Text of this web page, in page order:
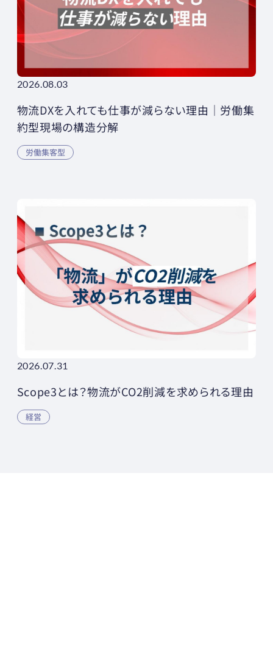
2026.08.03
物流DXを入れても仕事が減らない理由｜労働集
約型現場の構造分解
労働集客型
2026.07.31
Scope3とは？物流がCO2削減を求められる理由
経営